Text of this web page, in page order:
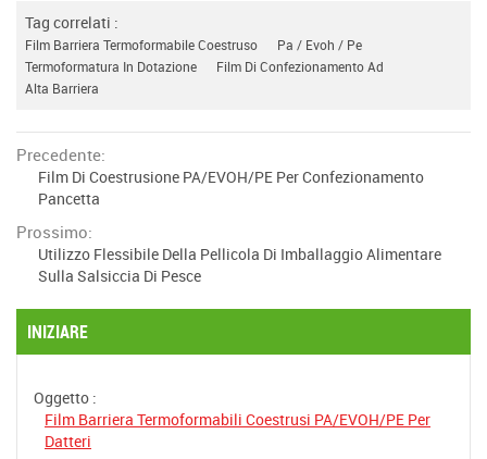
Tag correlati :
Film Barriera Termoformabile Coestruso
Pa / Evoh / Pe
Termoformatura In Dotazione
Film Di Confezionamento Ad
Alta Barriera
Precedente:
Film Di Coestrusione PA/EVOH/PE Per Confezionamento
Pancetta
Prossimo:
Utilizzo Flessibile Della Pellicola Di Imballaggio Alimentare
Sulla Salsiccia Di Pesce
INIZIARE
Oggetto :
Film Barriera Termoformabili Coestrusi PA/EVOH/PE Per
Datteri